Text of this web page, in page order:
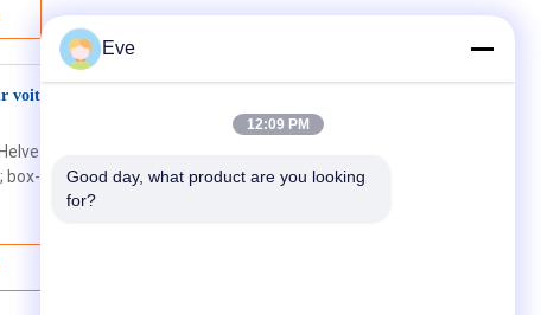
voiture, résistante à l'abrasion, finition
"Times New Roman", Arial, sans-
sizing: border-box; overflow-x: hidden;
Eve
12:09 PM
Good day, what product are you looking
for?